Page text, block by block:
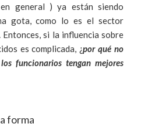
general ) ya están siendo
gota, como lo es el sector
si la influencia sobre
es complicada, ¿por qué no
funcionarios tengan mejores
forma